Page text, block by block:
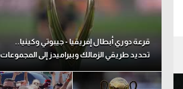
تحليل في الجول
حكايات في الجول
كويز في الجول
فيديو في الجول
قرعة دوري أبطال إفريقيا - جيبوتي وكينيا..
تحديد طريقي الزمالك وبيراميدز إلى المجموعات